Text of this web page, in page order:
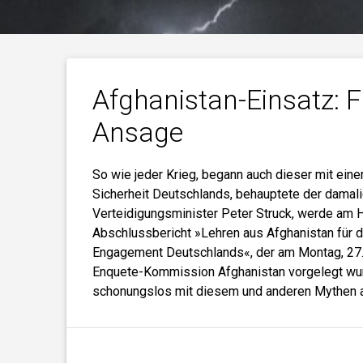
Afghanistan-Einsatz:
Ansage
So wie jeder Krieg, begann auch dieser mit
Sicherheit Deutschlands, behauptete der
Verteidigungsminister Peter Struck, werde am
Abschlussbericht »Lehren aus Afghanistan für
Engagement Deutschlands«, der am Montag,
Enquete-Kommission Afghanistan vorgelegt
schonungslos mit diesem und anderen Mythen